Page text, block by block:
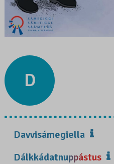
D
Davvisámegiella
Dálkkádatnuppástus